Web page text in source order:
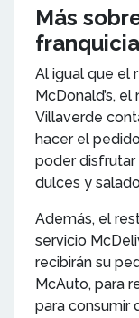
Más
Al igual que el
McDonald’s,
Villaverde
hacer el
poder
dulces y
Además, el
servicio
recibirán su
McAuto, para
para consumir